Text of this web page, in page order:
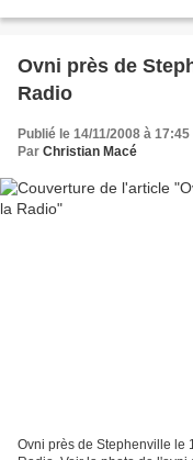
Ovni près de
Radio
Publié le 14/11/2008 à 17:45
Par Christian Macé
Ovni près de Stephenville le